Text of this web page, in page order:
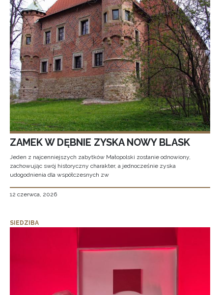
ZAMEK W DĘBNIE ZYSKA NOWY BLASK
Jeden z najcenniejszych zabytków Małopolski zostanie odnowiony,
zachowując swój historyczny charakter, a jednocześnie zyska
udogodnienia dla współczesnych zw
12 czerwca, 2026
SIEDZIBA